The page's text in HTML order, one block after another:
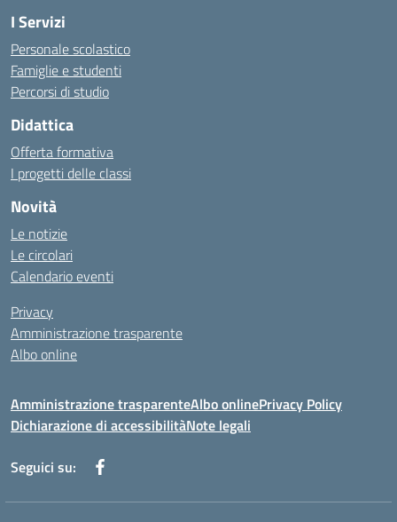
I Servizi
Personale scolastico
Famiglie e studenti
Percorsi di studio
Didattica
Offerta formativa
I progetti delle classi
Novità
Le notizie
Le circolari
Calendario eventi
Privacy
Amministrazione trasparente
Albo online
Amministrazione trasparenteAlbo onlinePrivacy Policy
Dichiarazione di accessibilitàNote legali
Seguici su: